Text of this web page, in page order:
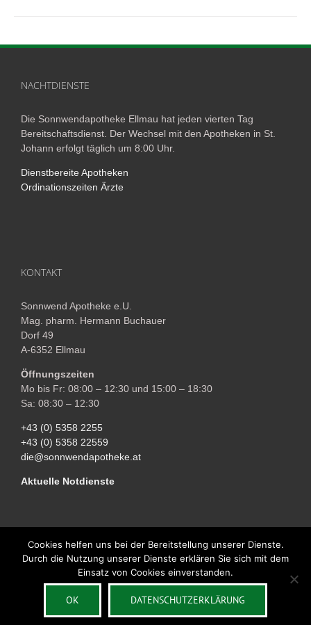
NACHTDIENSTE
Die Sonnwendapotheke Ellmau hat jeden vierten Tag
Bereitschaftsdienst. Der Wechsel mit den Apotheken in St.
Johann erfolgt täglich um 8:00 Uhr.
Dienstbereite Apotheken
Ordinationszeiten Ärzte
KONTAKT
Sonnwend Apotheke e.U.
Mag. pharm. Hermann Buchauer
Dorf 49
A-6352 Ellmau
Öffnungszeiten
Mo bis Fr: 08:00 – 12:30 und 15:00 – 18:30
Sa: 08:30 – 12:30
+43 (0) 5358 2255
+43 (0) 5358 22559
die@sonnwendapotheke.at
Aktuelle Notdienste
Copyright © 2018 Sonnwend Apotheke Ellmau | All Rights Reserved |
Impressum| Powered by
Cookies helfen uns bei der Bereitstellung unserer Dienste.
Durch die Nutzung unserer Dienste erklären Sie sich mit dem
Einsatz von Cookies einverstanden.
OK DATENSCHUTZERKLÄRUNG